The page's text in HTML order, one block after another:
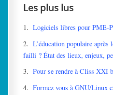
Les plus lus
1.Logiciels libres pour PME-
2.L’éducation populaire
failli ? État des lieux, enjeux,
3.Pour se rendre à Cliss XXI
4.Formez vous à GNU/Linux